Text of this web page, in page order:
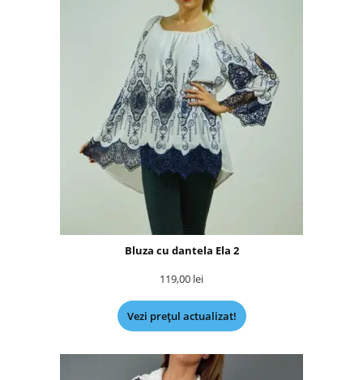
Bluza cu dantela Ela 2
119,00 lei
Vezi prețul actualizat!